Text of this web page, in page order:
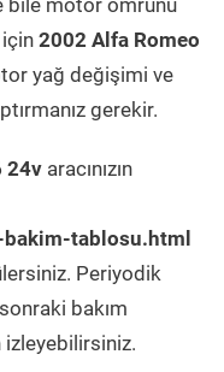
bile motor ömrünü
için 2002 Alfa Romeo
yağ değişimi ve
gerekir.
24v aracınızın
tablosu.html
Periyodik
bakım
izleyebilirsiniz.